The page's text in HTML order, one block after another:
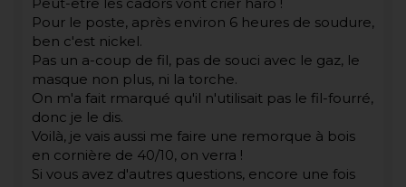
Pour le poste, après environ 6 heures de soudure,
ben c'est nickel.
Pas un a-coup de fil, pas de souci avec le gaz, le
masque non plus, ni la torche.
On m'a fait rmarqué qu'il n'utilisait pas le fil-fourré,
donc je le dis.
Voilà, je vais aussi me faire une remorque à bois
en cornière de 40/10, on verra !
Si vous avez d'autres questions, encore une fois